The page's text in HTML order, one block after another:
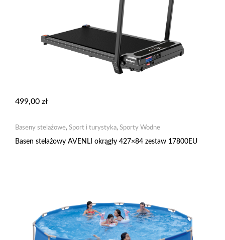
499,00 zł
Baseny stelażowe, Sport i turystyka, Sporty Wodne
Basen stelażowy AVENLI okrągły 427×84 zestaw 17800EU